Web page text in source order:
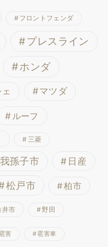
フロントフェンダ
プレスライン
ホンダ
マツダ
ルーフ
三菱
我孫子市 日産
松戸市 柏市
井市 野田
雹害 雹害車